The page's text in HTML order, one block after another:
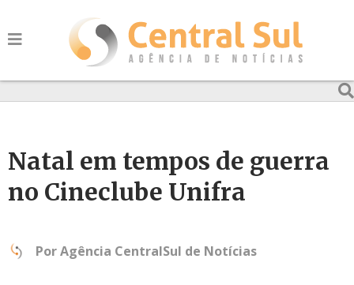
Natal em tempos de guerra
no Cineclube Unifra
PorAgência CentralSul de Notícias